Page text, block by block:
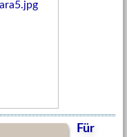
Für